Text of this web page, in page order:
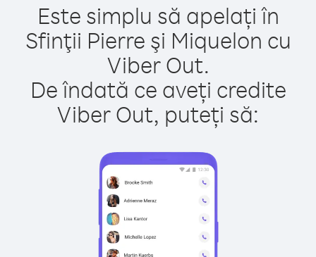
Este simplu să apelați în
Sfinţii Pierre şi Miquelon cu
Viber Out.
De îndată ce aveți credite
Viber Out, puteți să: